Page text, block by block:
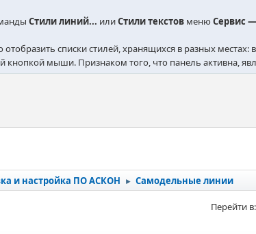
Стили линий... илиСтили текстов менюСервис
списки стилей, хранящихся в разных
мыши. Признаком того, что панель активна,
и настройка ПО АСКОН ► Самодельные линии
Перейти в